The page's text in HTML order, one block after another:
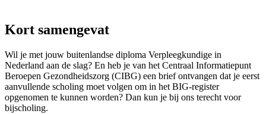
Kort samengevat
Wil je met jouw buitenlandse diploma Verpleegkundige in
Nederland aan de slag? En heb je van het Centraal Informatiepunt
Beroepen Gezondheidszorg (CIBG) een brief ontvangen dat je eerst
aanvullende scholing moet volgen om in het BIG-register
opgenomen te kunnen worden? Dan kun je bij ons terecht voor
bijscholing.